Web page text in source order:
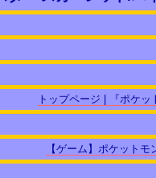
トップページ | 『ポケ
【ゲーム】ポケット